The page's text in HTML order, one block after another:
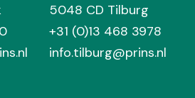
5048 CD Tilburg
+31 (0)13 468 3978
info.tilburg@prins.nl